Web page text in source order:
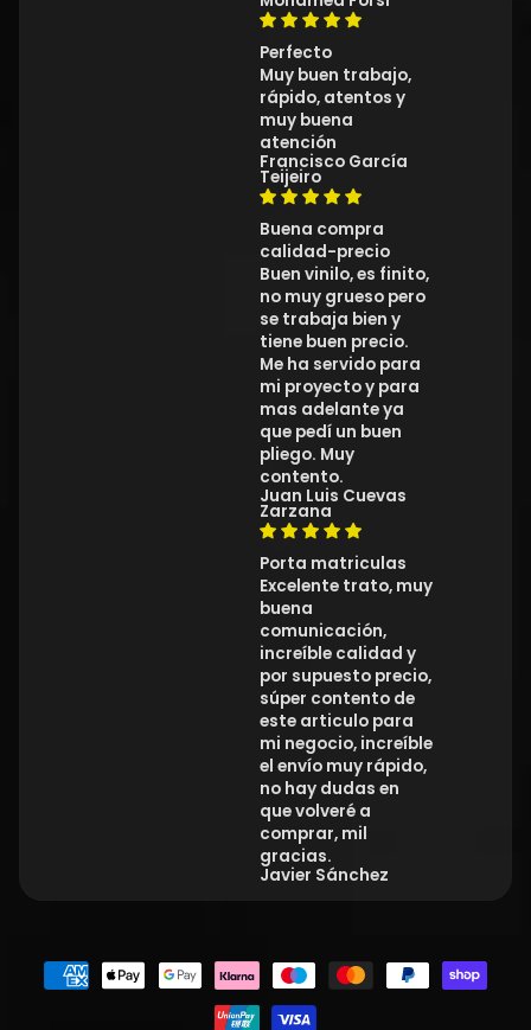
Perfecto
Muy buen trabajo,
rápido, atentos y
muy buena
atención
Francisco García
Teijeiro
Buena compra
calidad-precio
Buen vinilo, es finito,
no muy grueso pero
se trabaja bien y
tiene buen precio.
Me ha servido para
mi proyecto y para
mas adelante ya
que pedí un buen
pliego. Muy
contento.
Juan Luis Cuevas
Zarzana
Porta matriculas
Excelente trato, muy
buena
comunicación,
increíble calidad y
por supuesto precio,
súper contento de
este articulo para
mi negocio, increíble
el envío muy rápido,
no hay dudas en
que volveré a
comprar, mil
gracias.
Javier Sánchez